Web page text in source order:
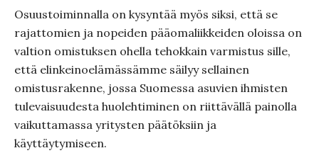
Osuustoiminnalla on kysyntää myös siksi, että se
rajattomien ja nopeiden pääomaliikkeiden oloissa on
valtion omistuksen ohella tehokkain varmistus sille,
että elinkeinoelämässämme säilyy sellainen
omistusrakenne, jossa Suomessa asuvien ihmisten
tulevaisuudesta huolehtiminen on riittävällä painolla
vaikuttamassa yritysten päätöksiin ja
käyttäytymiseen.